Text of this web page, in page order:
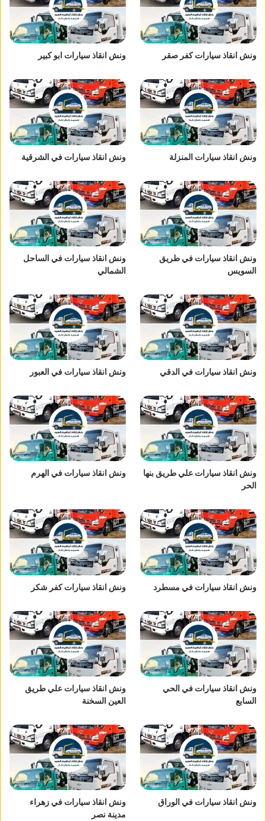
ونش انقاذ سيارات كفر صقر ونش انقاذ سيارات ابو كبير
ونش انقاذ سيارات المنزلة ونش انقاذ سيارات في الشرقية
ونش انقاذ سيارات في طريق
السويس
ونش انقاذ سيارات في الساحل
الشمالي
ونش انقاذ سيارات في الدقي ونش انقاذ سيارات في العبور
ونش انقاذ سيارات علي طريق بنها
الحر
ونش انقاذ سيارات في الهرم
ونش انقاذ سيارات في مسطرد ونش انقاذ سيارات كفر شكر
ونش انقاذ سيارات في الحي
السابع
ونش انقاذ سيارات علي طريق
العين السخنة
ونش انقاذ سيارات في الوراق
ونش انقاذ سيارات في زهراء
مدينة نصر